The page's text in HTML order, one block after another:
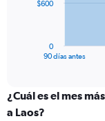
The
categories.
Range:
90 días antes
0
$600
¿Cuál es el mes
a Laos?